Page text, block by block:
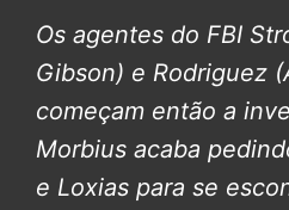
Os agentes do FBI
Gibson) e Rodriguez
começam então a
Morbius acaba
e Loxias para se